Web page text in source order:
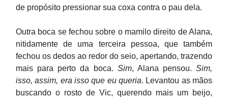
de propósito pressionar sua coxa contra o pau dela.
Outra boca se fechou sobre o mamilo direito de Alana,
nitidamente de uma terceira pessoa, que também
fechou os dedos ao redor do seio, apertando, trazendo
mais para perto da boca. Sim, Alana pensou. Sim,
isso, assim, era isso que eu queria. Levantou as mãos
buscando o rosto de Vic, querendo mais um beijo,